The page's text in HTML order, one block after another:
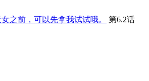
之前，可以先拿我试试哦。 第6.2话